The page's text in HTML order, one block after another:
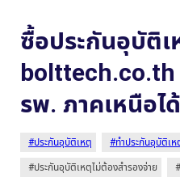
ซื้อประกันอุบัติเ
bolttech.co.th
รพ. ภาคเหนือไ
#ประกันอุบัติเหตุ #ทำประกันอุบัติเห
#ประกันอุบัติเหตุไม่ต้องสำรองจ่าย